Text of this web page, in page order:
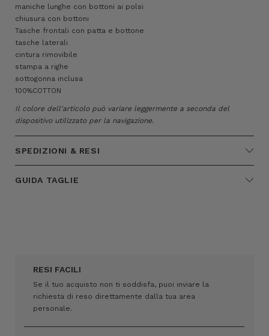
maniche lunghe con bottoni ai polsi
chiusura con bottoni
Tasche frontali con patta e bottone
tasche laterali
cintura rimovibile
stampa a righe
sottogonna inclusa
100%COTTON
Il colore dell'articolo può variare leggermente a seconda del
dispositivo utilizzato per la navigazione.
SPEDIZIONI & RESI
GUIDA TAGLIE
RESI FACILI
Se il tuo acquisto non ti soddisfa, puoi inviare la
richiesta di reso direttamente dalla tua area
personale.